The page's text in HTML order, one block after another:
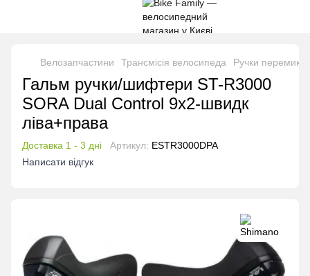
Велозапчастини Трансмісія велосипеда Ручки
Гальм ручки/шифтери ST-R3000
SORA Dual Control 9x2-швидк
ліва+права
Доставка 1 - 3 дні Артикул: ESTR3000DPA
Написати відгук